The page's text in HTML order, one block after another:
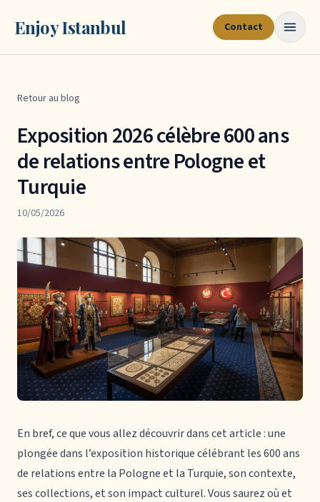
Enjoy Istanbul Contact
Retour au blog
Exposition 2026 célèbre 600 ans
de relations entre Pologne et
Turquie
10/05/2026
En bref, ce que vous allez découvrir dans cet article : une
plongée dans l’exposition historique célébrant les 600 ans
de relations entre la Pologne et la Turquie, son contexte,
ses collections, et son impact culturel. Vous saurez où et